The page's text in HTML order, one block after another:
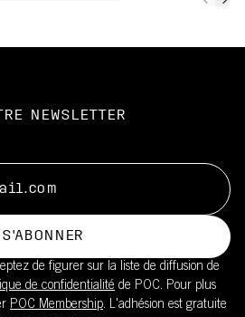
NEWSLETTER
S'ABONNER
de figurer sur la liste de diffusion de
de confidentialité de POC. Pour plus
POC Membership. L'adhésion est gratuite